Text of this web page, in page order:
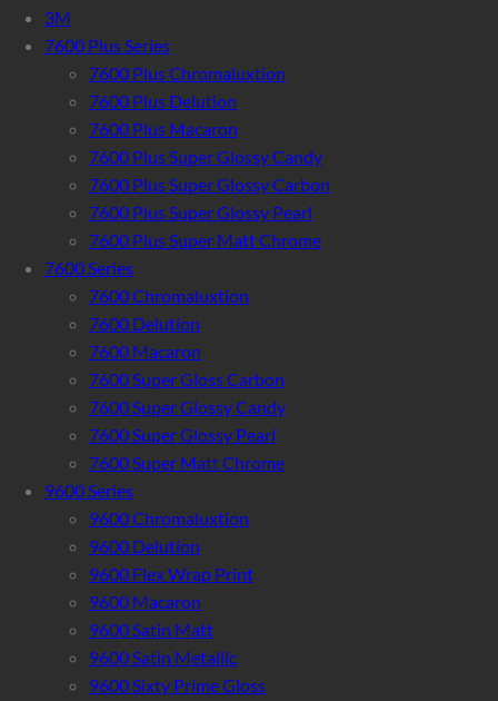
3M
7600 Plus Series
7600 Plus Chromaluxtion
7600 Plus Delution
7600 Plus Macaron
7600 Plus Super Glossy Candy
7600 Plus Super Glossy Carbon
7600 Plus Super Glossy Pearl
7600 Plus Super Matt Chrome
7600 Series
7600 Chromaluxtion
7600 Delution
7600 Macaron
7600 Super Gloss Carbon
7600 Super Glossy Candy
7600 Super Glossy Pearl
7600 Super Matt Chrome
9600 Series
9600 Chromaluxtion
9600 Delution
9600 Flex Wrap Print
9600 Macaron
9600 Satin Matt
9600 Satin Metallic
9600 Sixty Prime Gloss